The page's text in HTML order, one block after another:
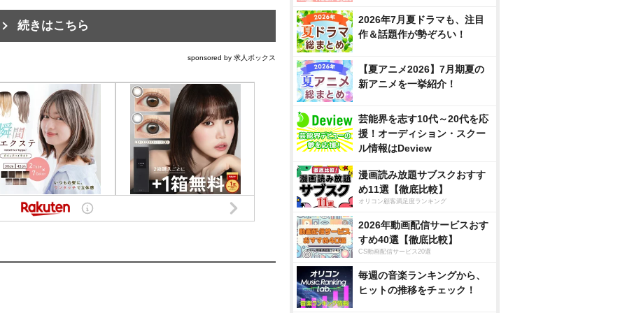
続きはこちら
sponsored by 求人ボックス
2026年7月夏ドラマも、注目
作＆話題作が勢ぞろい！
【夏アニメ2026】7月期夏の
新アニメを一挙紹介！
芸能界を志す10代～20代を応
援！オーディション・スクー
ル情報はDeview
漫画読み放題サブスクおすす
め11選【徹底比較】
オリコン顧客満足度ランキング
2026年動画配信サービスおす
すめ40選【徹底比較】
CS動画配信サービス20選
毎週の音楽ランキングから、
ヒットの推移をチェック！